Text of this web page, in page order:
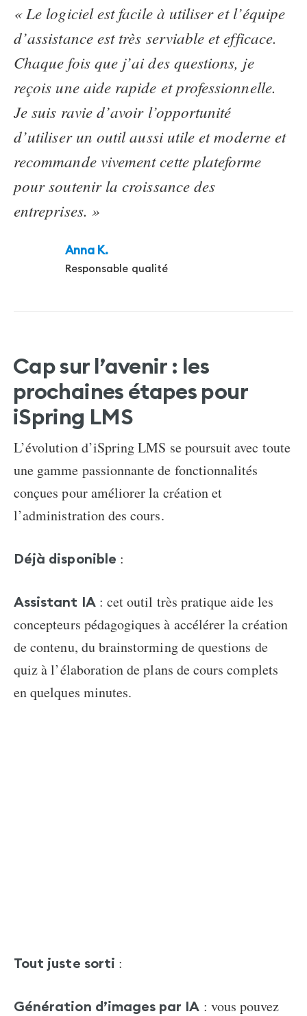
« Le logiciel est facile à utiliser et l’équipe
d’assistance est très serviable et efficace.
Chaque fois que j’ai des questions, je
reçois une aide rapide et professionnelle.
Je suis ravie d’avoir l’opportunité
d’utiliser un outil aussi utile et moderne et
recommande vivement cette plateforme
pour soutenir la croissance des
entreprises. »
Anna K.
Responsable qualité
Cap sur l’avenir : les
prochaines étapes pour
iSpring LMS
L’évolution d’iSpring LMS se poursuit avec toute
une gamme passionnante de fonctionnalités
conçues pour améliorer la création et
l’administration des cours.
Déjà disponible :
Assistant IA: cet outil très pratique aide les
concepteurs pédagogiques à accélérer la création
de contenu, du brainstorming de questions de
quiz à l’élaboration de plans de cours complets
en quelques minutes.
Tout juste sorti :
Génération d’images par IA : vous pouvez